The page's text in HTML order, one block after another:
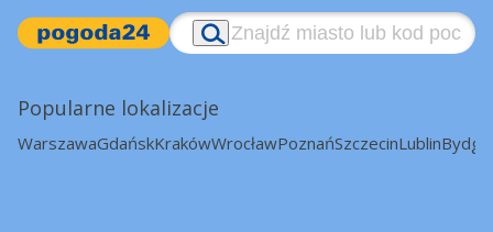
Popularne lokalizacje
WarszawaGdańskKrakówWrocławPoznańSzczecinLublin